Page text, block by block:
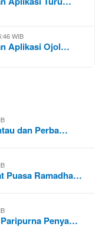
WIB
Aplikasi Ojol…
dan Perba…
Puasa Ramadha…
Penya…